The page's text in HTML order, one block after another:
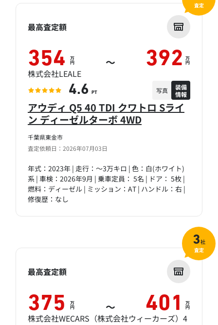
千葉県東金市
査定依頼日：2026年07月03日
アウディ Q5 40 TDI クワトロ Sライ
ン ディーゼルターボ 4WD
年式：2023年 | 走行：～3万キロ | 色：白(ホワイト)
系 | 車検：2026年9月 | 乗車定員： 5名 | ドア： 5枚 |
燃料：ディーゼル | ミッション：AT | ハンドル：右 |
修復歴：なし
最高査定額
354 万
円 ～ 392 万
円
株式会社LEALE
4.6 PT 写真
装備
情報
査定
最高査定額
375 万
円 ～ 401 万
円
株式会社WECARS（株式会社ウィーカーズ）4
3社
査定